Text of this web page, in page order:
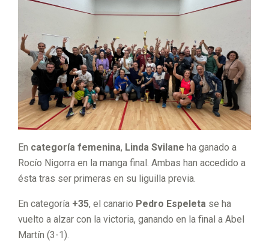
En categoría femenina, Linda Svilane ha ganado a
Rocío Nigorra en la manga final. Ambas han accedido a
ésta tras ser primeras en su liguilla previa.
En categoría +35, el canario Pedro Espeleta se ha
vuelto a alzar con la victoria, ganando en la final a Abel
Martín (3-1).